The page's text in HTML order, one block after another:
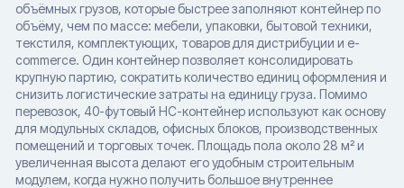
объёмных грузов, которые быстрее заполняют контейнер по
объёму, чем по массе: мебели, упаковки, бытовой техники,
текстиля, комплектующих, товаров для дистрибуции и e-
commerce. Один контейнер позволяет консолидировать
крупную партию, сократить количество единиц оформления и
снизить логистические затраты на единицу груза. Помимо
перевозок, 40-футовый HC-контейнер используют как основу
для модульных складов, офисных блоков, производственных
помещений и торговых точек. Площадь пола около 28 м² и
увеличенная высота делают его удобным строительным
модулем, когда нужно получить большое внутреннее